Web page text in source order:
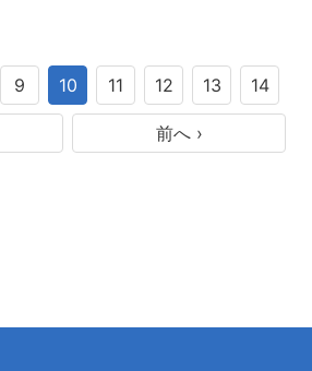
前へ ›
9 10 11 12 13 14